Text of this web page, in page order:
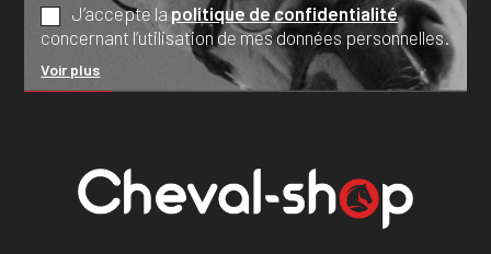
J’accepte lapolitique de confidentialité
concernant l’utilisation de mes données personnelles.
Voir plus